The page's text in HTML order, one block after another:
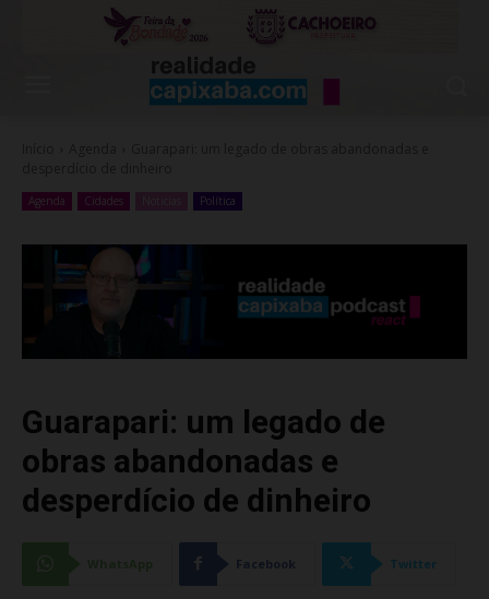
Agenda Cidades Política
Guarapari: um legado de
obras abandonadas e
desperdício de dinheiro
Facebook Twitter